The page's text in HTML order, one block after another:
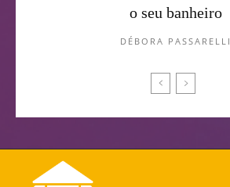
o seu banheiro
DÉBORA PASSARELLI